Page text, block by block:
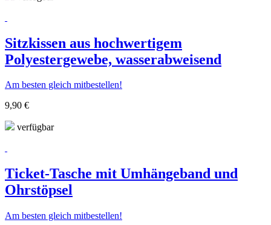
Sitzkissen aus hochwertigem
Polyestergewebe, wasserabweisend
Am besten gleich mitbestellen!
9,90 €
verfügbar
Ticket-Tasche mit Umhängeband und
Ohrstöpsel
Am besten gleich mitbestellen!